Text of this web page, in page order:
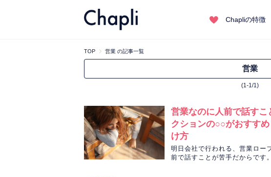
Chapliの特徴
TOP 営業 の記事一覧
営業
(1-1/1)
営業なのに人前で話す
クションの○○がおすす
け方
明日会社で行われる、営業ロー
前で話すことが苦手だからです